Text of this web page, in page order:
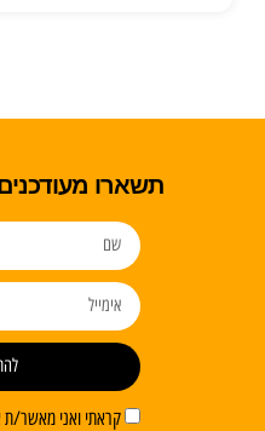
תשארו
קראתי ואני מאשר/ת